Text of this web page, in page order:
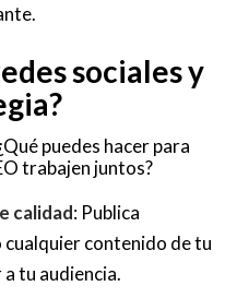
sociales y
puedes hacer para
trabajen juntos?
calidad: Publica
contenido de tu
tu audiencia.